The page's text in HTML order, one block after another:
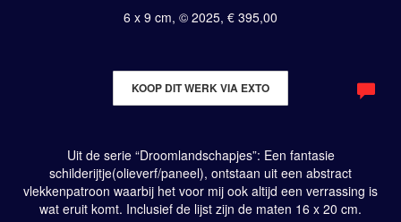
6 x 9 cm, © 2025, € 395,00
KOOP DIT WERK VIA EXTO
Uit de serie “Droomlandschapjes”: Een fantasie
schilderijtje(olieverf/paneel), ontstaan uit een abstract
vlekkenpatroon waarbij het voor mij ook altijd een verrassing is
wat eruit komt. Inclusief de lijst zijn de maten 16 x 20 cm.